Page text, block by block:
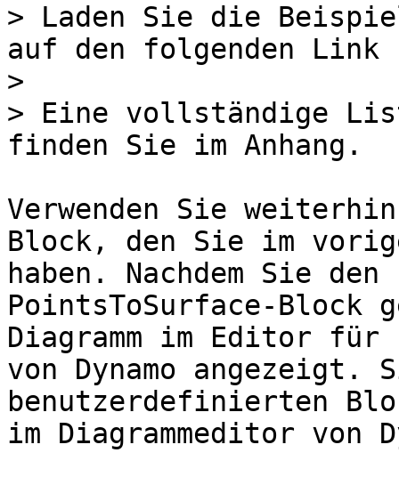
> Laden Sie die
auf den folgenden
>
> Eine vollständige
finden Sie im Anhang.
Verwenden Sie
Block, den Sie im
haben. Nachdem Sie
PointsToSurface-Block
Diagramm im Editor
von Dynamo angezeigt.
benutzerdefinierten
im Diagrammeditor von